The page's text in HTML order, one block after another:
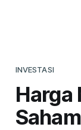
INVESTASI
Harga